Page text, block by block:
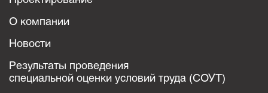
О компании
Новости
Результаты проведения
специальной оценки условий труда (СОУТ)